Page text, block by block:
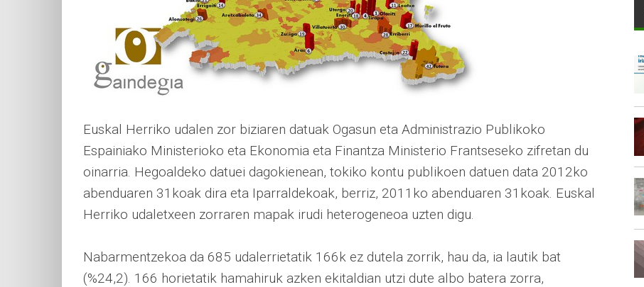
Euskal Herriko udalen zor biziaren datuak Ogasun eta Administrazio Publikoko
Espainiako Ministerioko eta Ekonomia eta Finantza Ministerio Frantseseko zifretan du
oinarria. Hegoaldeko datuei dagokienean, tokiko kontu publikoen datuen data 2012ko
abenduaren 31koak dira eta Iparraldekoak, berriz, 2011ko abenduaren 31koak. Euskal
Herriko udaletxeen zorraren mapak irudi heterogeneoa uzten digu.
Nabarmentzekoa da 685 udalerrietatik 166k ez dutela zorrik, hau da, ia lautik bat
(%24,2). 166 horietatik hamahiruk azken ekitaldian utzi dute albo batera zorra,